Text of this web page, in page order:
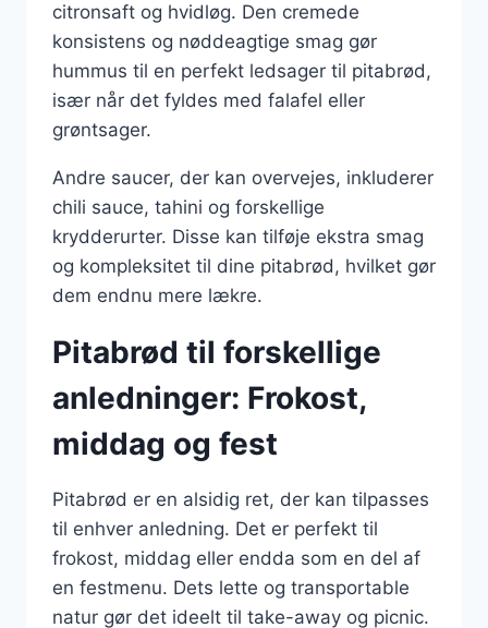
citronsaft og hvidløg. Den cremede
konsistens og nøddeagtige smag gør
hummus til en perfekt ledsager til pitabrød,
især når det fyldes med falafel eller
grøntsager.
Andre saucer, der kan overvejes, inkluderer
chili sauce, tahini og forskellige
krydderurter. Disse kan tilføje ekstra smag
og kompleksitet til dine pitabrød, hvilket gør
dem endnu mere lækre.
Pitabrød til forskellige
anledninger: Frokost,
middag og fest
Pitabrød er en alsidig ret, der kan tilpasses
til enhver anledning. Det er perfekt til
frokost, middag eller endda som en del af
en festmenu. Dets lette og transportable
natur gør det ideelt til take-away og picnic.